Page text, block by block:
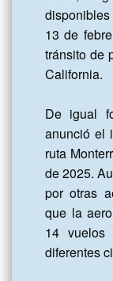
13 de
tránsito de
California.
De igual
anunció el
ruta
de 2025.
por otras
que la
14 vuelos
diferentes